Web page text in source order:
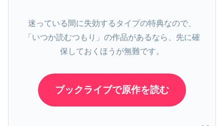
迷っている間に失効するタイプの特典なので、
「いつか読むつもり」の作品があるなら、先に確
保しておくほうが無難です。
ブックライブで原作を読む